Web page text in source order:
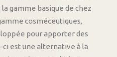
gamme basique de chez
cosméceutiques,
pour apporter des
est une alternative à la